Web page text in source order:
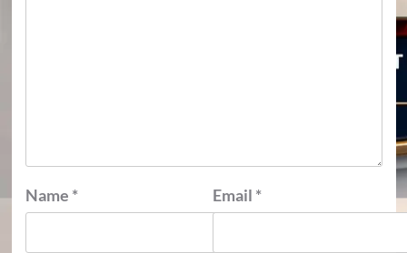
Name * Email *